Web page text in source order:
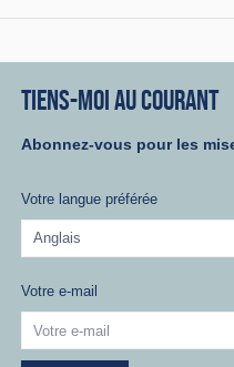
TIENS-MOI AU COURANT
Abonnez-vous pour les
Votre langue préférée
Votre e-mail